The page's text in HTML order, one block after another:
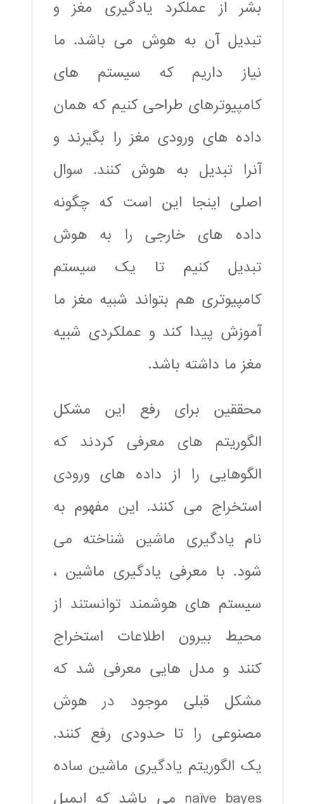
بشر از عملکرد یادگیری مغز و
تبدیل آن به هوش می باشد. ما
نیاز داریم که سیستم های
کامپیوترهای طراحی کنیم که همان
داده های ورودی مغز را بگیرند و
آنرا تبدیل به هوش کنند. سوال
اصلی اینجا این است که چگونه
داده های خارجی را به هوش
تبدیل کنیم تا یک سیستم
کامپیوتری هم بتواند شبیه مغز ما
آموزش پیدا کند و عملکردی شبیه
مغز ما داشته باشد.
محققین برای رفع این مشکل
الگوریتم های معرفی کردند که
الگوهایی را از داده های ورودی
استخراج می کنند. این مفهوم به
نام یادگیری ماشین شناخته می
شود. با معرفی یادگیری ماشین ،
سیستم های هوشمند توانستند از
محیط بیرون اطلاعات استخراج
کنند و مدل هایی معرفی شد که
مشکل قبلی موجود در هوش
مصنوعی را تا حدودی رفع کنند.
یک الگوریتم یادگیری ماشین ساده
naïve bayes می باشد که ایمیل